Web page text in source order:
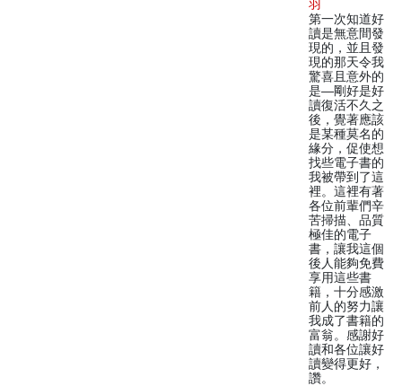
羽
第一次知道好
讀是無意間發
現的，並且發
現的那天令我
驚喜且意外的
是—剛好是好
讀復活不久之
後，覺著應該
是某種莫名的
緣分，促使想
找些電子書的
我被帶到了這
裡。這裡有著
各位前輩們辛
苦掃描、品質
極佳的電子
書，讓我這個
後人能夠免費
享用這些書
籍，十分感激
前人的努力讓
我成了書籍的
富翁。感謝好
讀和各位讓好
讀變得更好，
讚。